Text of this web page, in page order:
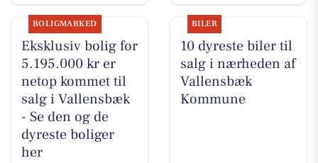
BOLIGMARKED
Eksklusiv bolig for
5.195.000 kr er
netop kommet til
salg i Vallensbæk
- Se den og de
dyreste boliger
her
BILER
10 dyreste biler til
salg i nærheden af
Vallensbæk
Kommune